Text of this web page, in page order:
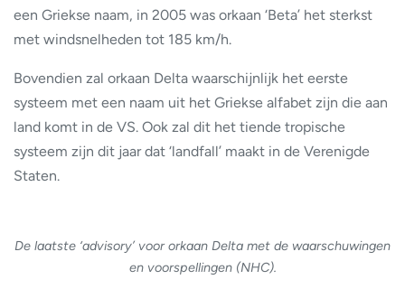
een Griekse naam, in 2005 was orkaan ‘Beta’ het sterkst
met windsnelheden tot 185 km/h.
Bovendien zal orkaan Delta waarschijnlijk het eerste
systeem met een naam uit het Griekse alfabet zijn die aan
land komt in de VS. Ook zal dit het tiende tropische
systeem zijn dit jaar dat ‘landfall’ maakt in de Verenigde
Staten.
De laatste ‘advisory’ voor orkaan Delta met de waarschuwingen
en voorspellingen (NHC).